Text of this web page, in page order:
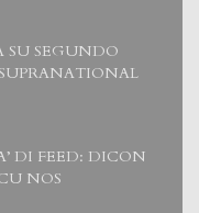
SU SEGUNDO
DI FEED: DICON
NOS